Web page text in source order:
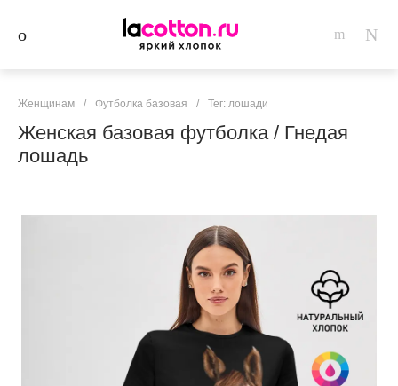
Женщинам / Футболка базовая / Тег: лошади
Женская базовая футболка / Гнедая
лошадь